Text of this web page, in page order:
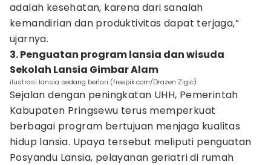
adalah kesehatan, karena dari sanalah
kemandirian dan produktivitas dapat terjaga,”
ujarnya.
3. Penguatan program lansia dan wisuda
Sekolah Lansia Gimbar Alam
ilustrasi lansia sedang berlari (freepik.com/Drazen Zigic)
Sejalan dengan peningkatan UHH, Pemerintah
Kabupaten Pringsewu terus memperkuat
berbagai program bertujuan menjaga kualitas
hidup lansia. Upaya tersebut meliputi penguatan
Posyandu Lansia, pelayanan geriatri di rumah